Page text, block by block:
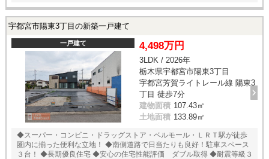
宇都宮市陽東3丁目の新築一戸建て
一戸建て 4,498万円
3LDK / 2026年
栃木県宇都宮市陽東3丁目
宇都宮芳賀ライトレール線 陽東3
丁目 徒歩7分
建物面積 107.43㎡
土地面積 133.89㎡
◆スーパー・コンビニ・ドラッグストア・ベルモール・ＬＲＴ駅が徒歩
圏内に揃った便利な立地！ ◆南側道路で日当たりも良好！駐車スペース
３台！ ◆長期優良住宅 ◆安心の住宅性能評価 ダブル取得 ◆耐震等級３